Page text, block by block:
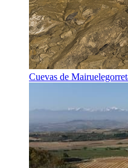
Cuevas de